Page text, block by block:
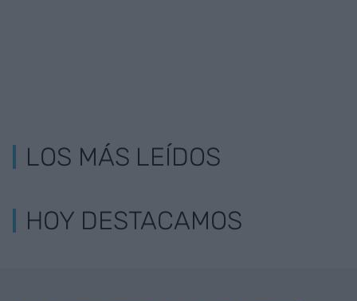
LOS MÁS LEÍDOS
HOY DESTACAMOS